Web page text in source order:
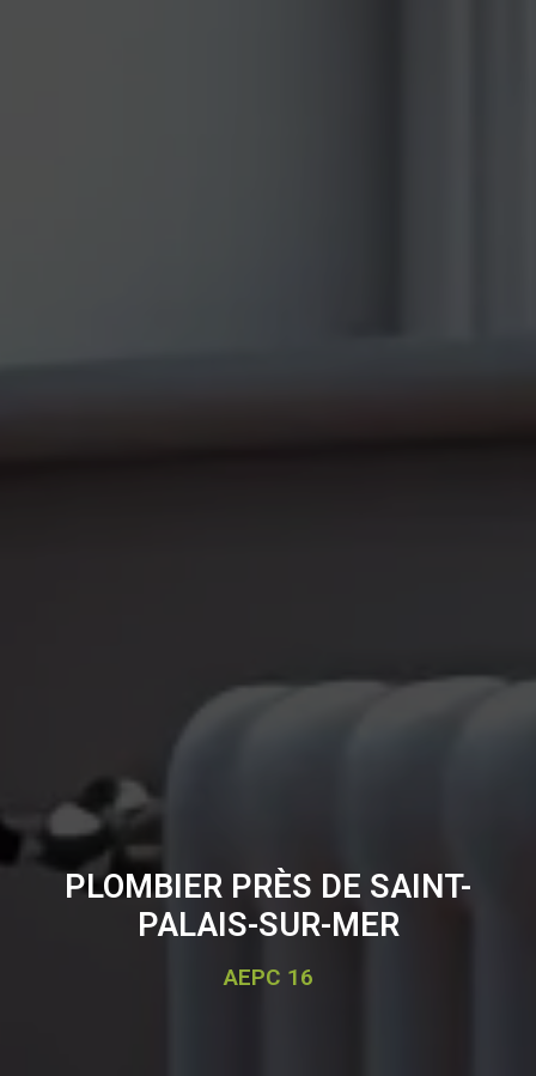
PLOMBIER PRÈS DE SAINT-
PALAIS-SUR-MER
AEPC 16